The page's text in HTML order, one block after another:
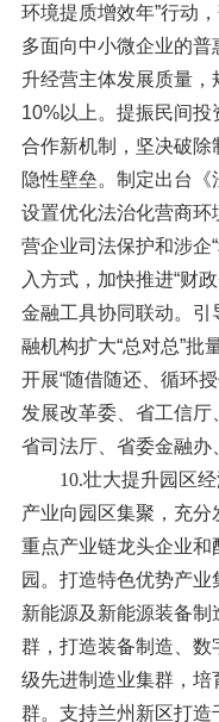
环境提质增效年”行动
多面向中小微企业的普
升经营主体发展质量
10%以上。提振民间
合作新机制，坚决破除
隐性壁垒。制定出台《
设置优化法治化营商环
营企业司法保护和涉企
入方式，加快推进“财
金融工具协同联动。引
融机构扩大“总对总”批
开展“随借随还、循环
发展改革委、省工信厅
省司法厅、省委金融办
10.壮大提升园区经
产业向园区集聚，充
重点产业链龙头企业和
园。打造特色优势产业
新能源及新能源装备
群，打造装备制造、
级先进制造业集群，
群。支持兰州新区打